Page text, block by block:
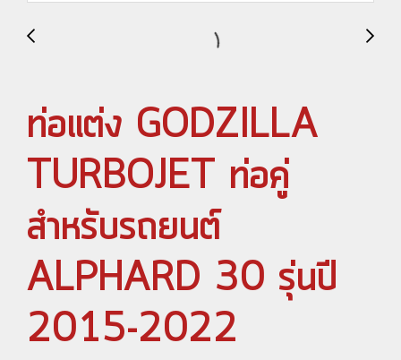
ท่อแต่ง GODZILLA
TURBOJET ท่อคู่
สำหรับรถยนต์
ALPHARD 30 รุ่นปี
2015-2022